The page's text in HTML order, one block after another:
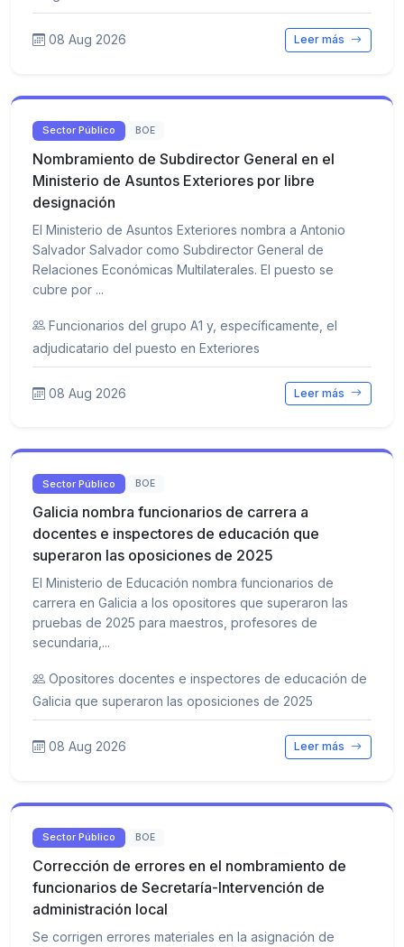
08 Aug 2026 Leer más
Sector Público BOE
Nombramiento de Subdirector General en el
Ministerio de Asuntos Exteriores por libre
designación
El Ministerio de Asuntos Exteriores nombra a Antonio
Salvador Salvador como Subdirector General de
Relaciones Económicas Multilaterales. El puesto se
cubre por ...
Funcionarios del grupo A1 y, específicamente, el
adjudicatario del puesto en Exteriores
08 Aug 2026 Leer más
Sector Público BOE
Galicia nombra funcionarios de carrera a
docentes e inspectores de educación que
superaron las oposiciones de 2025
El Ministerio de Educación nombra funcionarios de
carrera en Galicia a los opositores que superaron las
pruebas de 2025 para maestros, profesores de
secundaria,...
Opositores docentes e inspectores de educación de
Galicia que superaron las oposiciones de 2025
08 Aug 2026 Leer más
Sector Público BOE
Corrección de errores en el nombramiento de
funcionarios de Secretaría-Intervención de
administración local
Se corrigen errores materiales en la asignación de